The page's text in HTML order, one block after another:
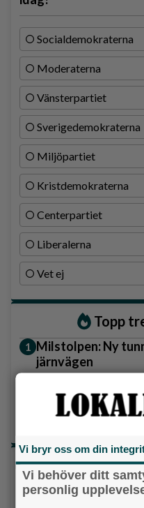
Socialdemokraterna
Moderaterna
Vänsterpartiet
Sverigedemokraterna
Miljöpartiet
Kristdemokraterna
Centerpartiet
Liberalerna
Vet ej
Topp
Milstolpen: Ny
järnvägen
Gatuköksklassiker
Alingsås
Vi bryr oss om din
Vi behöver ditt
personlig